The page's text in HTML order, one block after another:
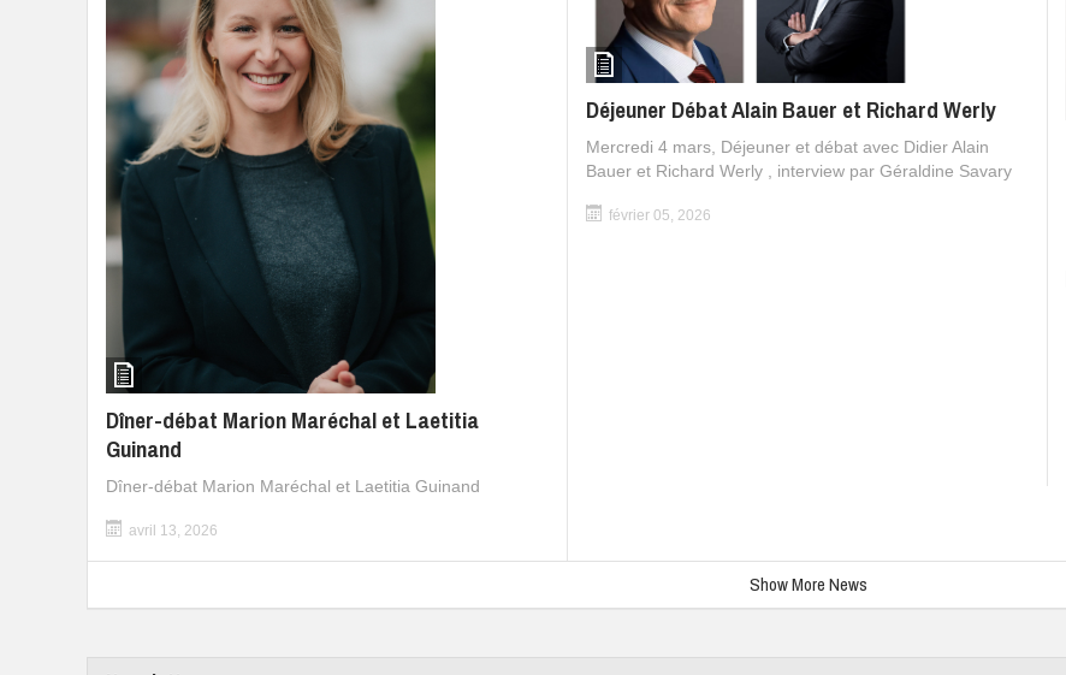
Dîner-débat Marion Maréchal et Laetitia
Guinand
Dîner-débat Marion Maréchal et Laetitia Guinand
avril 13, 2026
Déjeuner Débat Alain Bauer et Richard Werly
Mercredi 4 mars, Déjeuner et débat avec Didier Alain
Bauer et Richard Werly , interview par Géraldine Savary
février 05, 2026
Show More News